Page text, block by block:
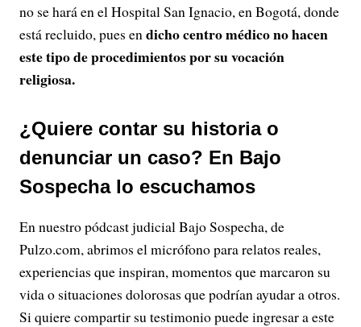
no se hará en el Hospital San Ignacio, en Bogotá, donde
está recluido, pues endicho centro médico no hacen
este tipo de procedimientos por su vocación
religiosa.
¿Quiere contar su historia o
denunciar un caso? En Bajo
Sospecha lo escuchamos
En nuestro pódcast judicial Bajo Sospecha, de
Pulzo.com, abrimos el micrófono para relatos reales,
experiencias que inspiran, momentos que marcaron su
vida o situaciones dolorosas que podrían ayudar a otros.
Si quiere compartir su testimonio puede ingresar a este